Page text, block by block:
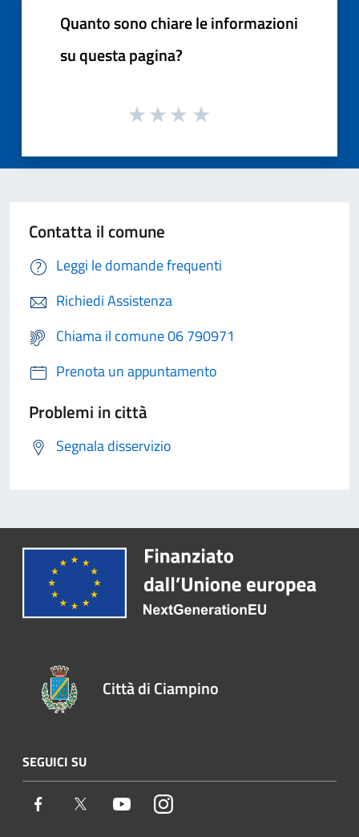
Quanto sono chiare le informazioni
su questa pagina?
Contatta il comune
Leggi le domande frequenti
Richiedi Assistenza
Chiama il comune 06 790971
Prenota un appuntamento
Problemi in città
Segnala disservizio
Città di Ciampino
SEGUICI SU
Facebook Twitter YoutubeInstagram